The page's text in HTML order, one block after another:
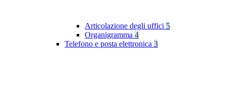
Articolazione degli uffici 5
Organigramma 4
Telefono e posta elettronica 3